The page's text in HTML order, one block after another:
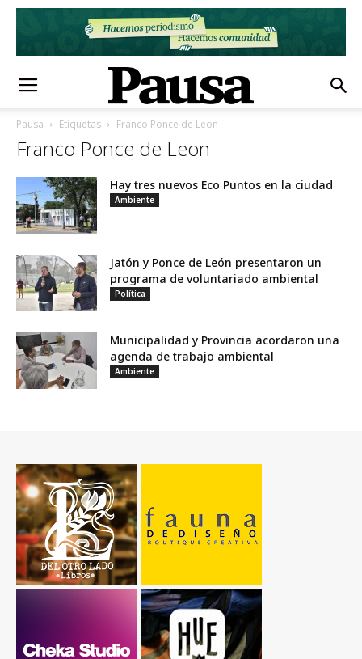
Pausa Etiquetas Franco Ponce de Leon
Franco Ponce de Leon
Hay tres nuevos Eco Puntos en la ciudad
Ambiente
Jatón y Ponce de León presentaron un
programa de voluntariado ambiental
Política
Municipalidad y Provincia acordaron una
agenda de trabajo ambiental
Ambiente